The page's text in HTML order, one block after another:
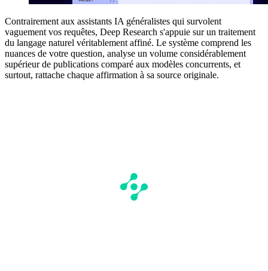
Contrairement aux assistants IA généralistes qui survolent
vaguement vos requêtes, Deep Research s'appuie sur un traitement
du langage naturel véritablement affiné. Le système comprend les
nuances de votre question, analyse un volume considérablement
supérieur de publications comparé aux modèles concurrents, et
surtout, rattache chaque affirmation à sa source originale.